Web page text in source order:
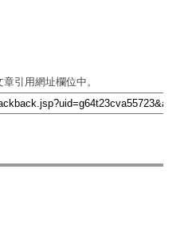
引用網址欄位中。